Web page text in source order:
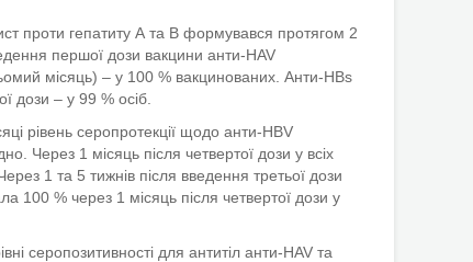
проти гепатиту А та В формувався протягом 2
першої дози вакцини анти-HAV
місяць) – у 100 % вакцинованих. Анти-HBs
дози – у 99 % осіб.
рівень серопротекції щодо анти-HВV
Через 1 місяць після четвертої дози у всіх
1 та 5 тижнів після введення третьої дози
100 % через 1 місяць після четвертої дози у
серопозитивності для антитіл анти-HAV та